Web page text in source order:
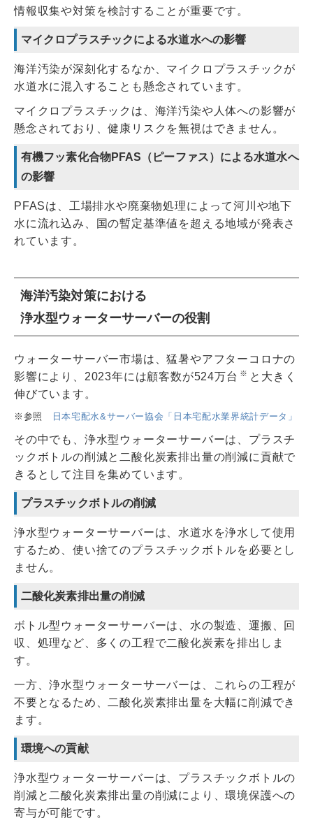
情報収集や対策を検討することが重要です。
マイクロプラスチックによる水道水への影響
海洋汚染が深刻化するなか、マイクロプラスチックが
水道水に混入することも懸念されています。
マイクロプラスチックは、海洋汚染や人体への影響が
懸念されており、健康リスクを無視はできません。
有機フッ素化合物PFAS（ピーファス）による水道水へ
の影響
PFASは、工場排水や廃棄物処理によって河川や地下
水に流れ込み、国の暫定基準値を超える地域が発表さ
れています。
海洋汚染対策における
浄水型ウォーターサーバーの役割
ウォーターサーバー市場は、猛暑やアフターコロナの
影響により、2023年には顧客数が524万台 ※ と大きく
伸びています。
参照 日本宅配水&サーバー協会「日本宅配水業界統計データ」
その中でも、浄水型ウォーターサーバーは、プラスチ
ックボトルの削減と二酸化炭素排出量の削減に貢献で
きるとして注目を集めています。
プラスチックボトルの削減
浄水型ウォーターサーバーは、水道水を浄水して使用
するため、使い捨てのプラスチックボトルを必要とし
ません。
二酸化炭素排出量の削減
ボトル型ウォーターサーバーは、水の製造、運搬、回
収、処理など、多くの工程で二酸化炭素を排出しま
す。
一方、浄水型ウォーターサーバーは、これらの工程が
不要となるため、二酸化炭素排出量を大幅に削減でき
ます。
環境への貢献
浄水型ウォーターサーバーは、プラスチックボトルの
削減と二酸化炭素排出量の削減により、環境保護への
寄与が可能です。